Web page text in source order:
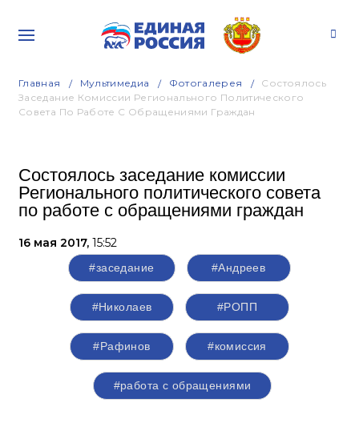
Главная Мультимедиа Фотогалерея
Состоялось
Заседание Комиссии Регионального Политического
Совета По Работе С Обращениями Граждан
Состоялось заседание комиссии
Регионального политического совета
по работе с обращениями граждан
16 мая 2017, 15:52
#заседание #Андреев
#Николаев #РОПП
#Рафинов #комиссия
#работа с обращениями